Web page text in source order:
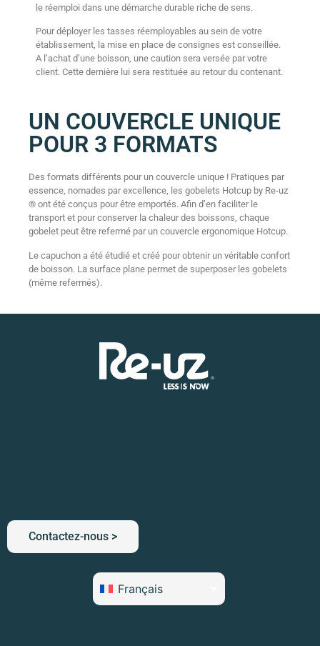
le réemploi dans une démarche durable riche de sens.
Pour déployer les tasses réemployables au sein de votre
établissement, la mise en place de consignes est conseillée.
A l’achat d’une boisson, une caution sera versée par votre
client. Cette dernière lui sera restituée au retour du contenant.
UN COUVERCLE UNIQUE
POUR 3 FORMATS
Des formats différents pour un couvercle unique ! Pratiques par
essence, nomades par excellence, les gobelets Hotcup by Re-uz
® ont été conçus pour être emportés. Afin d’en faciliter le
transport et pour conserver la chaleur des boissons, chaque
gobelet peut être refermé par un couvercle ergonomique Hotcup.
Le capuchon a été étudié et créé pour obtenir un véritable confort
de boisson. La surface plane permet de superposer les gobelets
(même refermés).
Contactez-nous >
Français